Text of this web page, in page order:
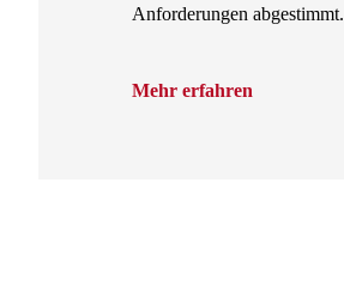
Anforderungen abgestimmt.
Mehr erfahren